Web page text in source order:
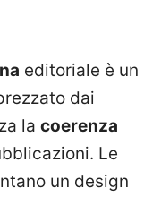
editoriale è un
dai
la coerenza
Le
un design